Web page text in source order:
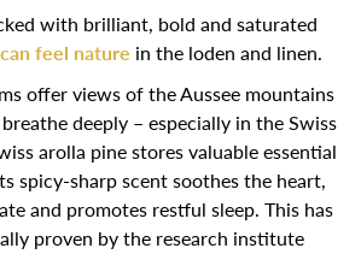
with brilliant, bold and saturated
feel nature in the loden and linen.
offer views of the Aussee mountains
deeply – especially in the Swiss
arolla pine stores valuable essential
spicy-sharp scent soothes the heart,
and promotes restful sleep. This has
proven by the research institute